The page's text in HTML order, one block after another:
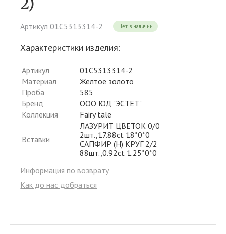
Артикул 01С5313314-2 Нет в наличии
Характеристики изделия:
Артикул
01С5313314-2
Материал
Желтое золото
Проба
585
Бренд
ООО ЮД "ЭСТЕТ"
Коллекция
Fairy tale
Вставки
ЛАЗУРИТ ЦВЕТОК 0/0
2шт.,17.88ct 18*0*0
САПФИР (H) КРУГ 2/2
88шт.,0.92ct 1.25*0*0
Информация по возврату
Как до нас добраться